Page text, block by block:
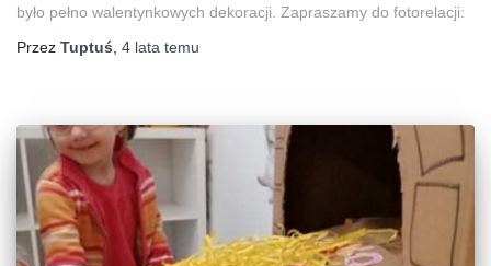
było pełno walentynkowych dekoracji. Zapraszamy do fotorelacji:
Przez Tuptuś 4 lata temu